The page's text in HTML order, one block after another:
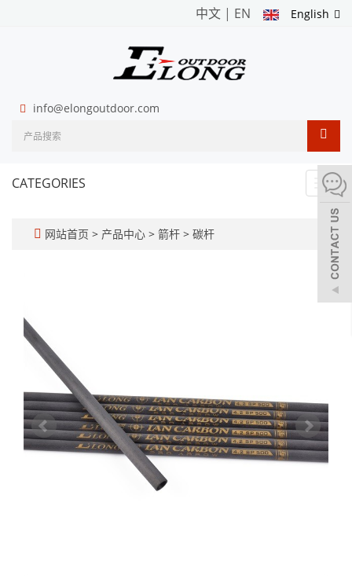
English
中文 | EN
info@elongoutdoor.com
CATEGORIES
网站首页 > 产品中心 > 箭杆 > 碳杆